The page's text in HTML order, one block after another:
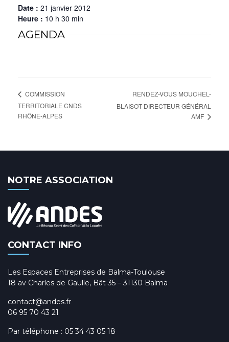
Date : 21 janvier 2012
Heure : 10 h 30 min
AGENDA
COMMISSION
TERRITORIALE CNDS
RHÔNE-ALPES
RENDEZ-VOUS MOUCHEL-
BLAISOT DIRECTEUR GÉNÉRAL
AMF
NOTRE ASSOCIATION
CONTACT INFO
Les Espaces Entreprises de Balma-Toulouse
18 av Charles de Gaulle, Bât 35 – 31130 Balma
contact@andes.fr
06 95 70 43 21
Par téléphone : 05 34 43 05 18